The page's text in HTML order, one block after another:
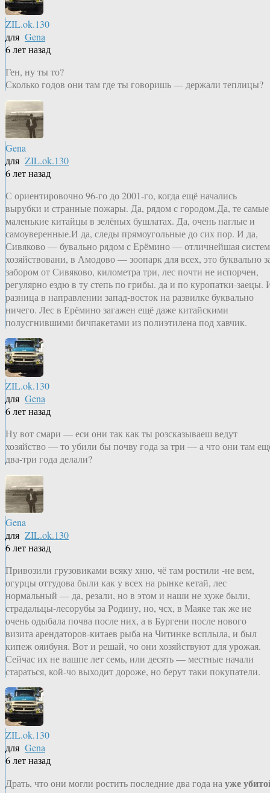
ZIL.ok.130
для Gena
6 лет назад
Ген, ну ты то?
Сколько годов они там где ты говоришь — держали теплицы?
Gena
для ZIL.ok.130
6 лет назад
С ориентировочно 96-го до 2001-го, когда ещё начались
вырубки и странные пожары. Да, рядом с городом.Да, те самые
маленькие китайцы в зелёных бушлатах. Да, очень наглые и
самоуверенные.И да, следы прямоугольные до сих пор. И да,
Сивяково — бувально рядом с Ерёмино — отличнейшая
хозяйствовани, в Амодово — зоопарк для всех, это буквально
забором от Сивяково, километра три, лес почти не испорчен,
регулярно ездю в ту степь по грибы. да и по куропатки-заецы.
разница в направлении запад-восток на развилке буквально
ничего. Лес в Ерёмино загажен ещё даже китайскими
полусгнившими бичпакетами из полиэтилена под хавчик.
ZIL.ok.130
для Gena
6 лет назад
Ну вот смари — еси они так как ты розсказываеш ведут
хозяйство — то убили бы почву года за три — а что они там
два-три года делали?
Gena
для ZIL.ok.130
6 лет назад
Привозили грузовиками всяку хню, чё там ростили -не вем,
огурцы оттудова были как у всех на рынке кетай, лес
нормальный — да, резали, но в этом и наши не хуже были,
страдальцы-лесорубы за Родину, но, чсх, в Маяке так же не
очень одыбала почва после них, а в Бургени после нового
визита арендаторов-китаев рыба на Читинке всплыла, и был
кипеж ояибуня. Вот и решай, чо они хозяйствуют для урожая.
Сейчас их не вашпе лет семь, или десять — местные начали
стараться, кой-чо выходит дороже, но берут таки покупатели.
ZIL.ok.130
для Gena
6 лет назад
Драть, что они могли ростить последние два года науже